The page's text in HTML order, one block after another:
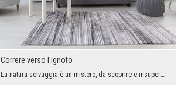
Correre verso l'ignoto